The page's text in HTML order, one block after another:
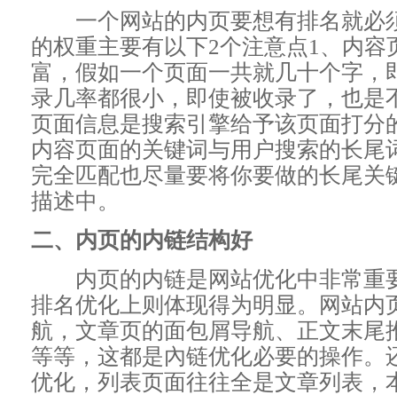
一个网站的内页要想有排名就必
的权重主要有以下2个注意点1、内容
富，假如一个页面一共就几十个字，
录几率都很小，即使被收录了，也是
页面信息是搜索引擎给予该页面打分
内容页面的关键词与用户搜索的长尾
完全匹配也尽量要将你要做的长尾关
描述中。
二、内页的内链结构好
内页的内链是网站优化中非常重
排名优化上则体现得为明显。网站内
航，文章页的面包屑导航、正文末尾
等等，这都是內链优化必要的操作。
优化，列表页面往往全是文章列表，